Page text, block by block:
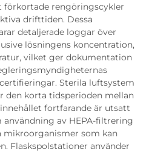
förkortade rengöringscykler
drifttiden. Dessa
detaljerade loggar över
lösningens koncentration,
vilket ger dokumentation
Sterila luftsystem
den korta tidsperioden mellan
fortfarande är utsatt
av HEPA-filtrering
som kan
Flaskspolstationer använder